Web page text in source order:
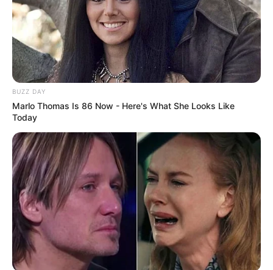
BUZZ DAY
Marlo Thomas Is 86 Now - Here's What She Looks Like
Today